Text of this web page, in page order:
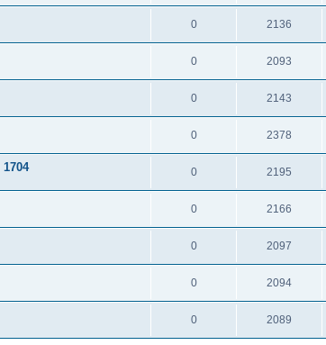
0 2136
0 2093
0 2143
0 2378
0 2195
0 2166
0 2097
0 2094
0 2089